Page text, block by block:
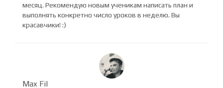
месяц. Рекомендую новым ученикам написать план и
выполнять конкретно число уроков в неделю. Вы
красавчики! :)
Max Fil